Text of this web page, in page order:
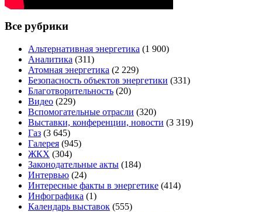
Все рубрики
Альтернативная энергетика (1 900)
Аналитика (311)
Атомная энергетика (2 229)
Безопасность объектов энергетики (331)
Благотворительность (20)
Видео (229)
Вспомогательные отрасли (320)
Выставки, конференции, новости (3 319)
Газ (3 645)
Галерея (945)
ЖКХ (304)
Законодательные акты (184)
Интервью (24)
Интересные факты в энергетике (414)
Инфографика (1)
Календарь выставок (555)